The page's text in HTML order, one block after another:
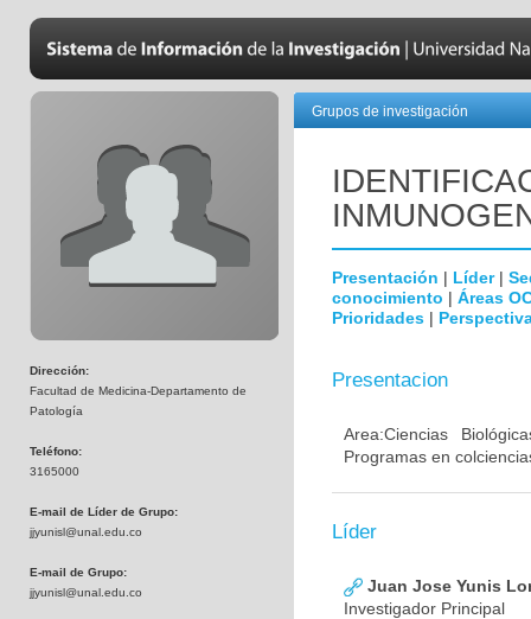
Dirección:
Facultad de Medicina-Departamento de
Patología
Teléfono:
3165000
E-mail de Líder de Grupo:
jjyunisl@unal.edu.co
E-mail de Grupo:
jjyunisl@unal.edu.co
Grupos de investigación
Presentación | Líder|
conocimiento | Áreas
Prioridades |
Presentacion
Area:Ciencias
Programas en
Líder
Juan Jose Yunis
Investigador Principal